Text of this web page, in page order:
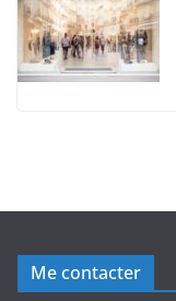
Me contacter